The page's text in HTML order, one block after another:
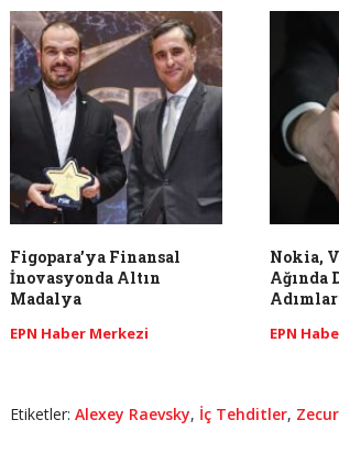
Figopara’ya Finansal
İnovasyonda Altın
Madalya
EPN Haber Merkezi
Nokia,
Ağında
EPN
Etiketler: Alexey Raevsky, İç Tehditler,